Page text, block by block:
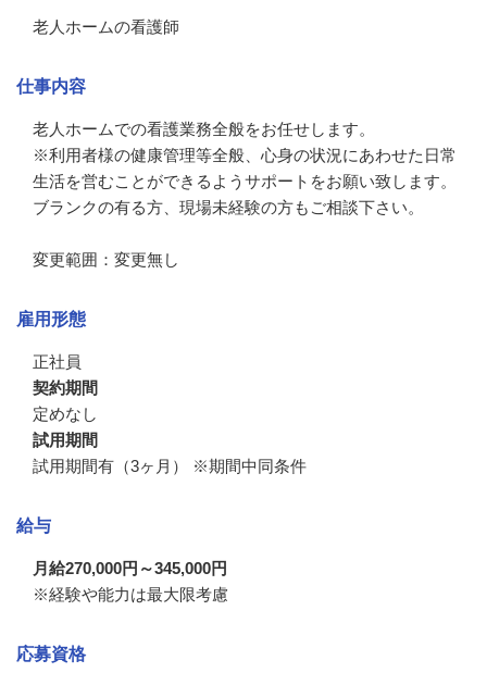
老人ホームの看護師
仕事内容
老人ホームでの看護業務全般をお任せします。
※利用者様の健康管理等全般、心身の状況にあわせた日常
生活を営むことができるようサポートをお願い致します。
ブランクの有る方、現場未経験の方もご相談下さい。
変更範囲：変更無し
雇用形態
正社員
契約期間
定めなし
試用期間
試用期間有（3ヶ月） ※期間中同条件
給与
月給270,000円～345,000円
※経験や能力は最大限考慮
応募資格